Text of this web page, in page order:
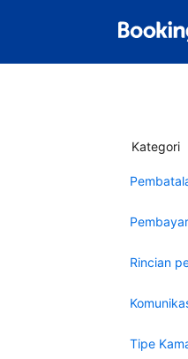
Kategori
Rincian
Tipe